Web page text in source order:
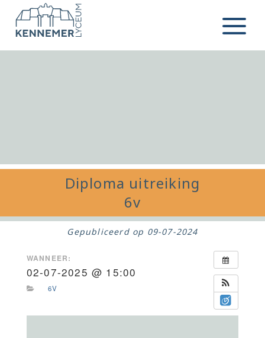
Ga naar de inhoud
Menu
Diploma uitreiking
6v
Gepubliceerd op 09-07-2024
WANNEER:
02-07-2025 @ 15:00
6V